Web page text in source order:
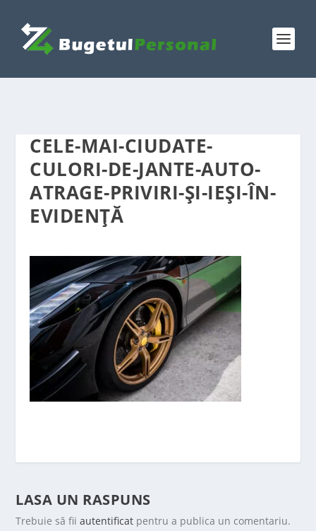
CELE-MAI-CIUDATE-
CULORI-DE-JANTE-AUTO-
ATRAGE-PRIVIRI-ȘI-IEȘI-ÎN-
EVIDENȚĂ
LASA UN RASPUNS
Trebuie să fiiautentificat pentru a publica un comentariu.